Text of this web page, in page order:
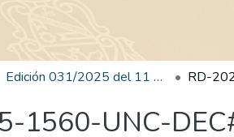
Edición 031/2025 del 11 de agosto de 2025
1560-UNC-